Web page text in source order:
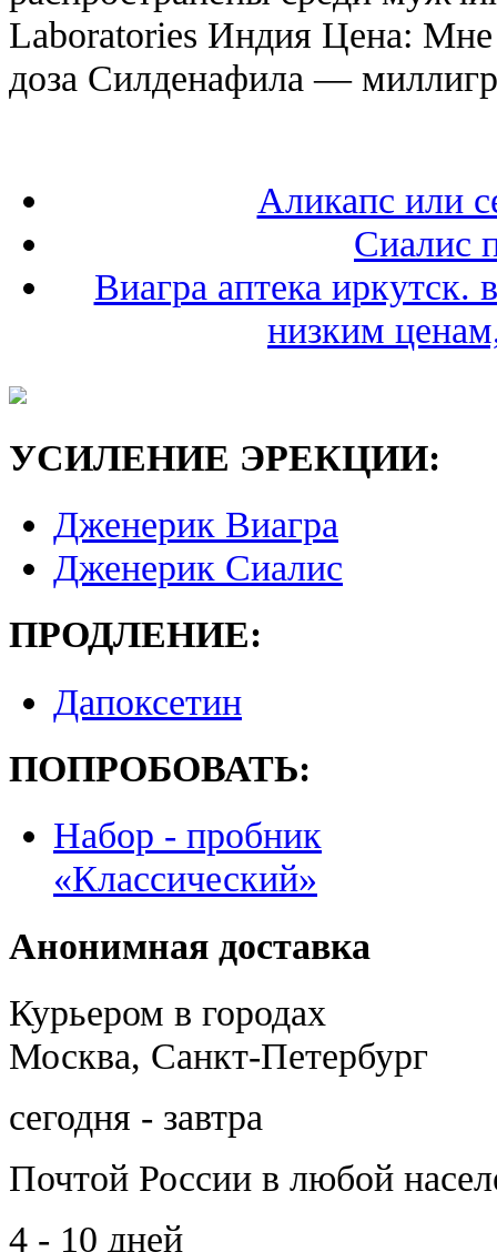
Laboratories Индия Цена: Мне
доза Силденафила —
Аликапс или
Сиалис
Виагра аптека иркутск.
низким
УСИЛЕНИЕ ЭРЕКЦИИ:
Дженерик Виагра
Дженерик Сиалис
ПРОДЛЕНИЕ:
Дапоксетин
ПОПРОБОВАТЬ:
Набор - пробник
«Классический»
Анонимная доставка
Курьером в городах
Москва, Санкт-Петербург
сегодня - завтра
Почтой России в любой
4 - 10 дней